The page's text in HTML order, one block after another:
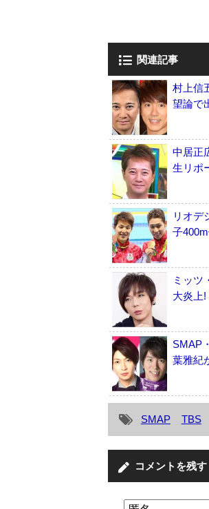
関連記事
村上信
望論で
中居正
生リポ
リオデ
子
ミッツ
大炎上
SMAP
葉雅紀
SMAP TBS
コメントを残す